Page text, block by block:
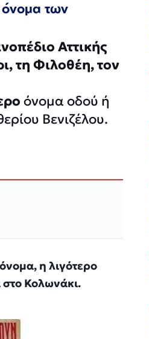
όνομα των
Αττικής
τη Φιλοθέη, τον
όνομα οδού ή
Βενιζέλου.
η λιγότερο
στο Κολωνάκι.